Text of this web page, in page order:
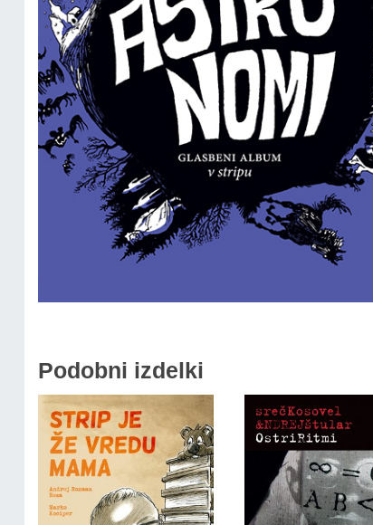
Podobni izdelki